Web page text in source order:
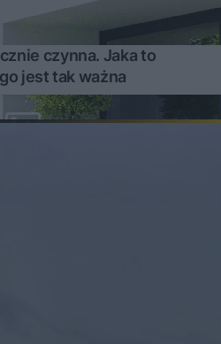
czynna. Jaka to
jest tak ważna